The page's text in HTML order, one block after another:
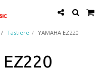
Tastiere YAMAHA EZ220